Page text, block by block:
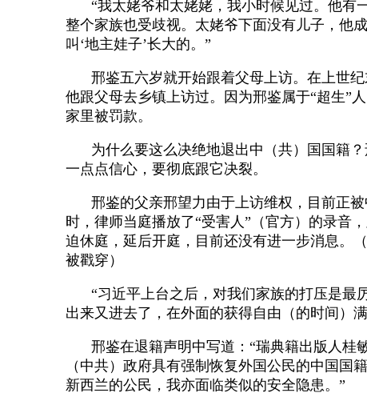
“我太姥爷和太姥姥，我小时候见过。他有
整个家族也受歧视。太姥爷下面没有儿子，他
叫‘地主娃子’长大的。”
邢鉴五六岁就开始跟着父母上访。在上世
他跟父母去乡镇上访过。因为邢鉴属于“超生”
家里被罚款。
为什么要这么决绝地退出中（共）国国籍
一点点信心，要彻底跟它决裂。
邢鉴的父亲邢望力由于上访维权，目前正
时，律师当庭播放了“受害人”（官方）的录音
迫休庭，延后开庭，目前还没有进一步消息。
被戳穿）
“习近平上台之后，对我们家族的打压是最
出来又进去了，在外面的获得自由（的时间）
邢鉴在退籍声明中写道：“瑞典籍出版人桂
（中共）政府具有强制恢复外国公民的中国
新西兰的公民，我亦面临类似的安全隐患。”